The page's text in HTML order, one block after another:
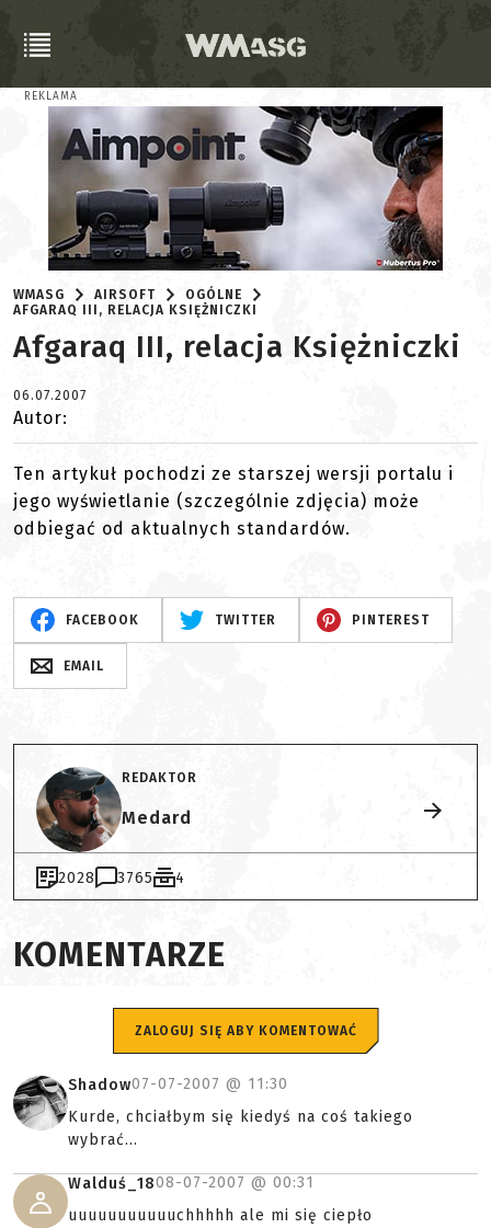
REKLAMA
WMASG AIRSOFT
OGÓLNE
AFGARAQ III, RELACJA KSIĘŻNICZKI
Afgaraq III, relacja Księżniczki
06.07.2007
Autor:
Ten artykuł pochodzi ze starszej wersji portalu i
jego wyświetlanie (szczególnie zdjęcia) może
odbiegać od aktualnych standardów.
FACEBOOK TWITTER PINTEREST
EMAIL
REDAKTOR
Medard
2028 3765 4
KOMENTARZE
ZALOGUJ SIĘ ABY KOMENTOWAĆ
Shadow07-07-2007 @ 11:30
Kurde, chciałbym się kiedyś na coś takiego
wybrać...
Walduś_1808-07-2007 @ 00:31
uuuuuuuuuuuchhhhh ale mi się ciepło